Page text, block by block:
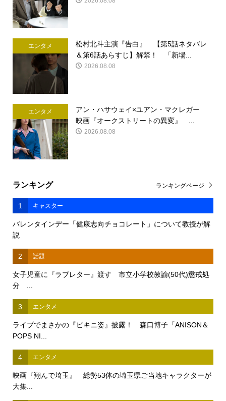
エンタメ
松村北斗主演『告白』 【第5話ネタバレ
＆第6話あらすじ】解禁！ 「新場...
2026.08.08
エンタメ
アン・ハサウェイ×ユアン・マクレガー
映画『オークストリートの異変』 ...
2026.08.08
ランキング
1 キャスター
バレンタインデー「健康志向チョコレート」について教授が解
説
2 話題
女子児童に『ラブレター』渡す 市立小学校教諭(50代)懲戒処
分 ...
3 エンタメ
ライブでまさかの『ビキニ姿』披露！ 森口博子「ANISON＆
POPS NI...
4 エンタメ
映画『翔んで埼玉』 総勢53体の埼玉県ご当地キャラクターが
大集...
ランキングページ